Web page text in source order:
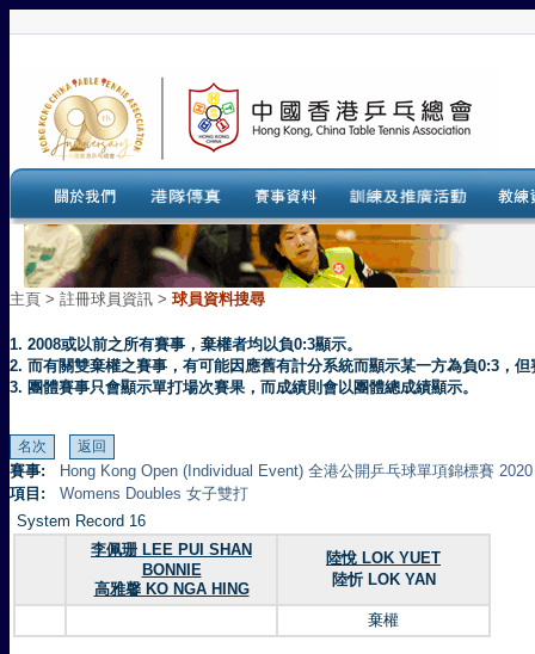
主頁 > 註冊球員資訊 > 球員資料搜尋
1. 2008或以前之所有賽事，棄權者均以負0:3顯示。
2. 而有關雙棄權之賽事，有可能因應舊有計分系統而顯示某一方為負0:3，
3. 團體賽事只會顯示單打場次賽果，而成績則會以團體總成績顯示。
賽事:
Hong Kong Open (Individual Event) 全港公開乒乓球單項錦標賽 2020
項目:
Womens Doubles 女子雙打
System Record 16
李佩珊 LEE PUI SHAN
BONNIE
高雅馨 KO NGA HING
陸悅 LOK YUET
陸忻 LOK YAN
棄權